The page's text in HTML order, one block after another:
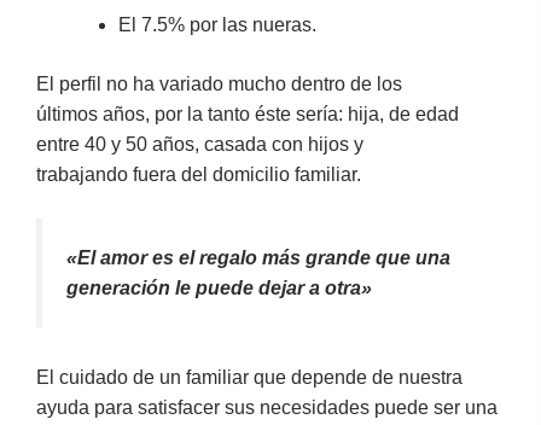
El 7.5% por las nueras.
El perfil no ha variado mucho dentro de los
últimos años, por la tanto éste sería: hija, de edad
entre 40 y 50 años, casada con hijos y
trabajando fuera del domicilio familiar.
«El amor es el regalo más grande que una
generación le puede dejar a otra»
El cuidado de un familiar que depende de nuestra
ayuda para satisfacer sus necesidades puede ser una